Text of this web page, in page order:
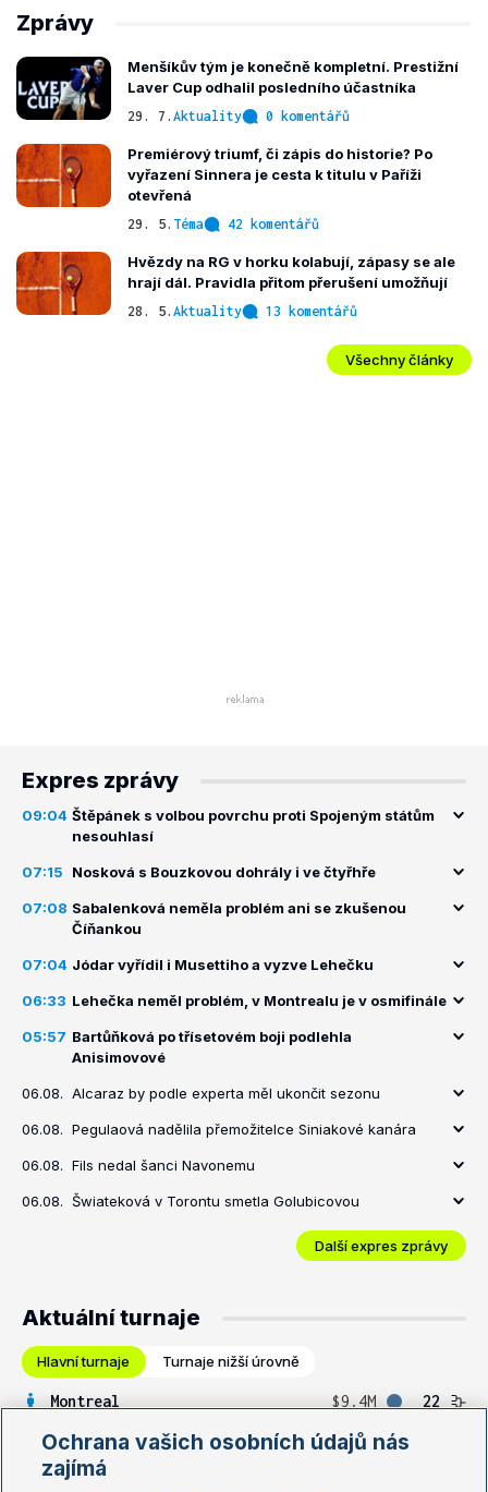
Zprávy
Menšíkův tým je konečně kompletní. Prestižní
Laver Cup odhalil posledního účastníka
29. 7. Aktuality 0 komentářů
Premiérový triumf, či zápis do historie? Po
vyřazení Sinnera je cesta k titulu v Paříži
otevřená
29. 5. Téma 42 komentářů
Hvězdy na RG v horku kolabují, zápasy se ale
hrají dál. Pravidla přitom přerušení umožňují
28. 5. Aktuality 13 komentářů
Všechny články
Expres zprávy
09:04 Štěpánek s volbou povrchu proti Spojeným státům
nesouhlasí
07:15 Nosková s Bouzkovou dohrály i ve čtyřhře
07:08 Sabalenková neměla problém ani se zkušenou
Číňankou
07:04 Jódar vyřídil i Musettiho a vyzve Lehečku
06:33 Lehečka neměl problém, v Montrealu je v osmifinále
05:57 Bartůňková po třísetovém boji podlehla
Anisimovové
06.08. Alcaraz by podle experta měl ukončit sezonu
06.08. Pegulaová nadělila přemožitelce Siniakové kanára
06.08. Fils nedal šanci Navonemu
06.08. Šwiateková v Torontu smetla Golubicovou
Další expres zprávy
Aktuální turnaje
Hlavní turnaje Turnaje nižší úrovně
Montreal $9.4M
22
Toronto WTA
$7.4M
Ochrana vašich osobních údajů nás
zajímá